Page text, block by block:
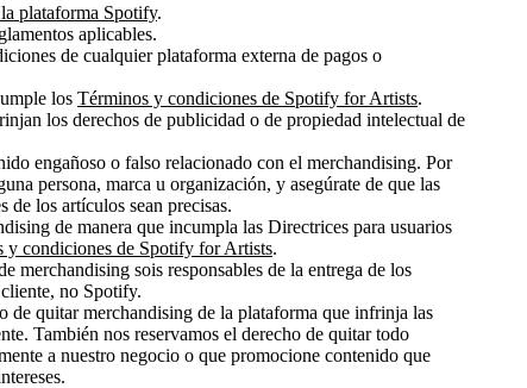
plataforma Spotify.
aplicables.
de cualquier plataforma externa de pagos o
los Términos y condiciones de Spotify for Artists.
los derechos de publicidad o de propiedad intelectual de
engañoso o falso relacionado con el merchandising. Por
persona, marca u organización, y asegúrate de que las
de los artículos sean precisas.
de manera que incumpla las Directrices para usuarios
y condiciones de Spotify for Artists.
merchandising sois responsables de la entrega de los
no Spotify.
de quitar merchandising de la plataforma que infrinja las
También nos reservamos el derecho de quitar todo
a nuestro negocio o que promocione contenido que